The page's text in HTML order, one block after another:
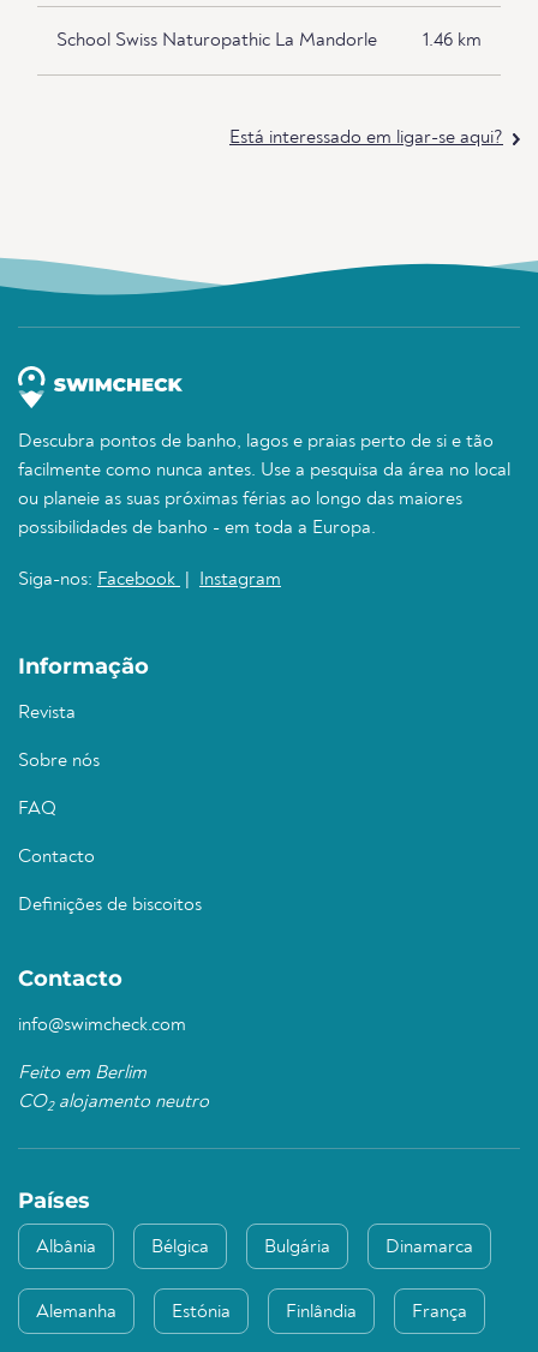
School Swiss Naturopathic La Mandorle 1.46 km
Está interessado em ligar-se aqui?
Descubra pontos de banho, lagos e praias perto de si e tão
facilmente como nunca antes. Use a pesquisa da área no local
ou planeie as suas próximas férias ao longo das maiores
possibilidades de banho - em toda a Europa.
Siga-nos: Facebook Instagram
Informação
Revista
Sobre nós
FAQ
Contacto
Definições de biscoitos
Contacto
info@swimcheck.com
Feito em Berlim
CO2alojamento neutro
Países
Albânia Bélgica Bulgária Dinamarca
Alemanha Estónia Finlândia França